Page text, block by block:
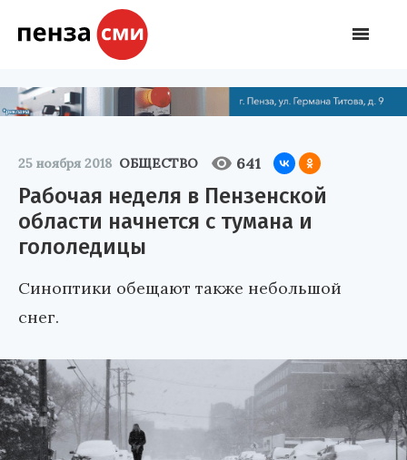
25 ноября 2018 ОБЩЕСТВО 641
Рабочая неделя в Пензенской
области начнется с тумана и
гололедицы
Синоптики обещают также небольшой
снег.